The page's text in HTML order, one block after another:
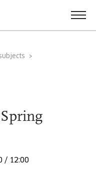
Spring
/ 12:00